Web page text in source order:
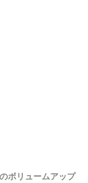
ボリュームアップ